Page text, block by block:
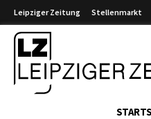
Leipziger Zeitung Stellenmarkt